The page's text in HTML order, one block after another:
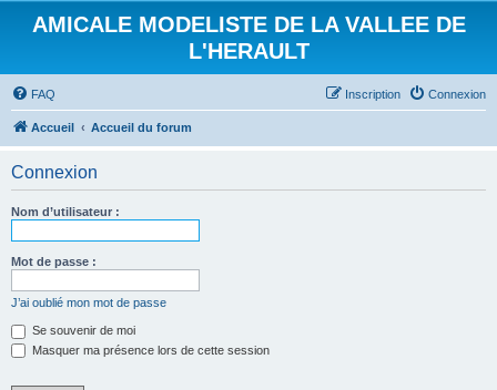
AMICALE MODELISTE DE LA VALLEE DE
L'HERAULT
FAQ Connexion
Inscription
Accueil Accueil du forum
Connexion
Nom d’utilisateur :
Mot de passe :
J’ai oublié mon mot de passe
Se souvenir de moi
Masquer ma présence lors de cette session